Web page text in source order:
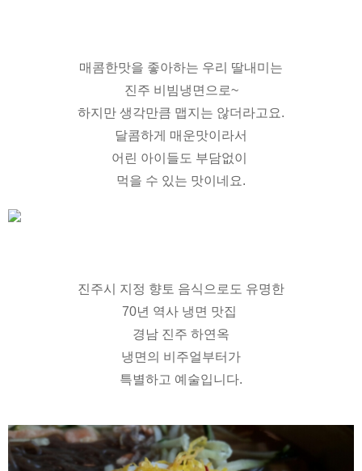
매콤한맛을 좋아하는 우리 딸내미는
진주 비빔냉면으로~
하지만 생각만큼 맵지는 않더라고요.
달콤하게 매운맛이라서
어린 아이들도 부담없이
먹을 수 있는 맛이네요.
진주시 지정 향토 음식으로도 유명한
70년 역사 냉면 맛집
경남 진주 하연옥
냉면의 비주얼부터가
특별하고 예술입니다.